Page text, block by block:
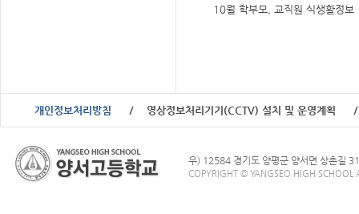
10월 학부모, 교직원 식생활정보
개인정보처리방침 영상정보처리기기(CCTV) 설치 및 운영계획
우) 12584 경기도 양평군 양서면 상촌길
COPYRIGHT © YANGSEO HIGH SCHOOL